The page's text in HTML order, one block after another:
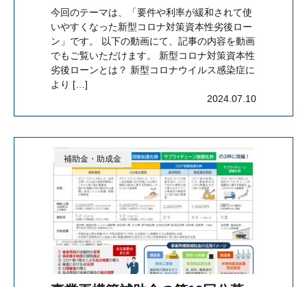
今回のテーマは、「要件や利率が緩和されて使
いやすくなった新型コロナ対策資本性劣後ロー
ン」です。 以下の動画にて、記事の内容を動画
でもご覧いただけます。 新型コロナ対策資本性
劣後ローンとは？ 新型コロナウイルス感染症に
より […]
2024.07.10
補助金・助成金